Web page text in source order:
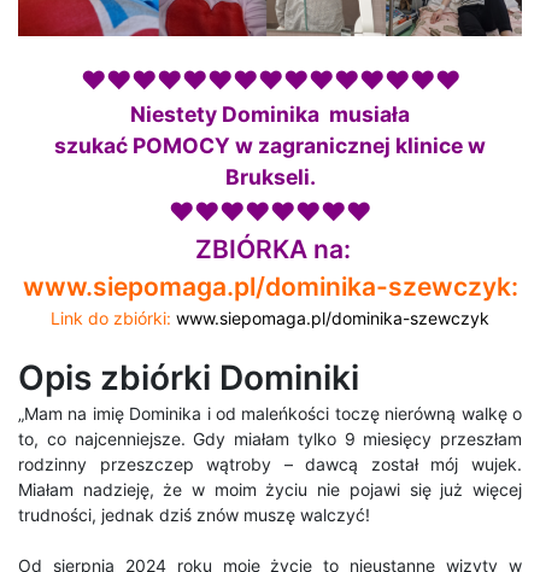
♥♥♥♥♥♥♥♥♥♥♥♥♥♥♥
Niestety Dominika musiała
szukać POMOCY w zagranicznej klinice w
Brukseli.
♥♥♥♥♥♥♥♥
ZBIÓRKA na:
www.siepomaga.pl/dominika-szewczyk:
Link do zbiórki: www.siepomaga.pl/dominika-szewczyk
Opis zbiórki Dominiki
„Mam na imię Dominika i od maleńkości toczę nierówną walkę o
to, co najcenniejsze. Gdy miałam tylko 9 miesięcy przeszłam
rodzinny przeszczep wątroby – dawcą został mój wujek.
Miałam nadzieję, że w moim życiu nie pojawi się już więcej
trudności, jednak dziś znów muszę walczyć!
Od sierpnia 2024 roku moje życie to nieustanne wizyty w